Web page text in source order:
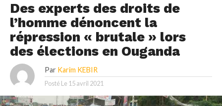
Des experts des droits de
l’homme dénoncent la
répression « brutale » lors
des élections en Ouganda
Par Karim KEBIR
Posté Le 15 avril 2021